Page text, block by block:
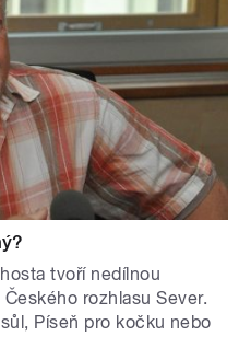
tvoří nedílnou
rozhlasu Sever.
Píseň pro kočku nebo